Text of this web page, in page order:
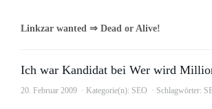
Linkzar wanted ⇒ Dead or Alive!
Ich war Kandidat bei Wer wird
20. Februar 2009 Kategorie(n): SEO Schlagwörter: